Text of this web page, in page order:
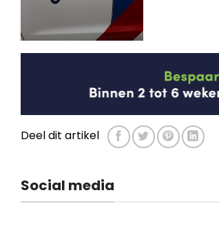
Deel dit artikel
Social media